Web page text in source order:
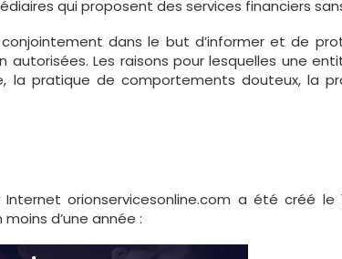
qui proposent des services financiers
conjointement dans le but d’informer et de
Les raisons pour lesquelles une
la pratique de comportements douteux, la
orionservicesonline.com a été créé
d’une année :